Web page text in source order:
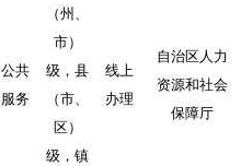
公共
服务
（州、
市）
级，县
（市、
区）
级，镇
线上
办理
自治区人力
资源和社会
保障厅